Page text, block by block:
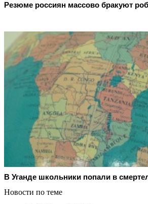
Резюме россиян массово бракуют
В Уганде школьники попали в
Новости по теме